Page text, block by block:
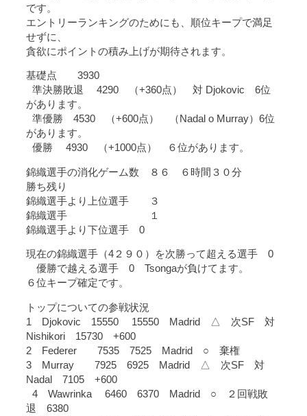
です。
エントリーランキングのためにも、順位キープで満足
せずに、
貪欲にポイントの積み上げが期待されます。
基礎点 3930
準決勝敗退 4290 （+360点） 対 Djokovic 6位
があります。
準優勝 4530 （+600点） （Nadal o Murray）6位
があります。
優勝 4930 （+1000点） ６位があります。
錦織選手の消化ゲーム数 ８６ ６時間３０分
勝ち残り
錦織選手より上位選手 ３
錦織選手 １
錦織選手より下位選手 0
現在の錦織選手（4２９０）を次勝って超える選手 0
優勝で越える選手 0 Tsongaが負けてます。
６位キープ確定です。
トップについての参戦状況
1 Djokovic 15550 15550 Madrid △ 次SF 対
Nishikori 15730 +600
2 Federer 7535 7525 Madrid ○ 棄権
3 Murray 7925 6925 Madrid △ 次SF 対
Nadal 7105 +600
4 Wawrinka 6460 6370 Madrid ○ ２回戦敗
退 6380